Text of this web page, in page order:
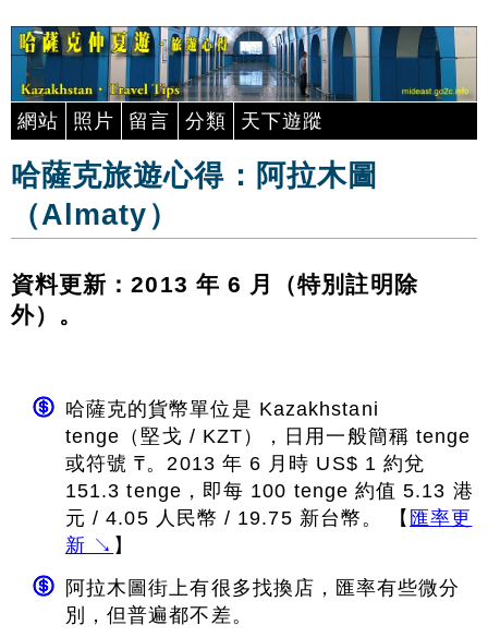
網站 照片 留言 分類 天下遊蹤
哈薩克旅遊心得：阿拉木圖
（Almaty）
資料更新：2013 年 6 月（特別註明除
外）。
哈薩克的貨幣單位是 Kazakhstani
tenge（堅戈 / KZT），日用一般簡稱 tenge
或符號 ₸。2013 年 6 月時 US$ 1 約兌
151.3 tenge，即每 100 tenge 約值 5.13 港
元 / 4.05 人民幣 / 19.75 新台幣。 【 匯率更
新 ↘ 】
阿拉木圖街上有很多找換店，匯率有些微分
別，但普遍都不差。